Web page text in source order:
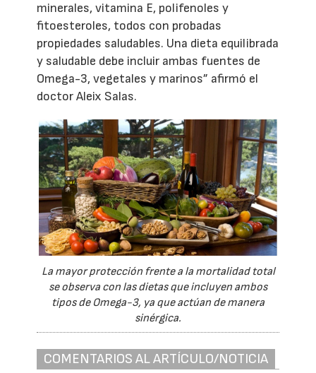
minerales, vitamina E, polifenoles y
fitoesteroles, todos con probadas
propiedades saludables. Una dieta equilibrada
y saludable debe incluir ambas fuentes de
Omega-3, vegetales y marinos” afirmó el
doctor Aleix Salas.
La mayor protección frente a la mortalidad total
se observa con las dietas que incluyen ambos
tipos de Omega-3, ya que actúan de manera
sinérgica.
COMENTARIOS AL ARTÍCULO/NOTICIA